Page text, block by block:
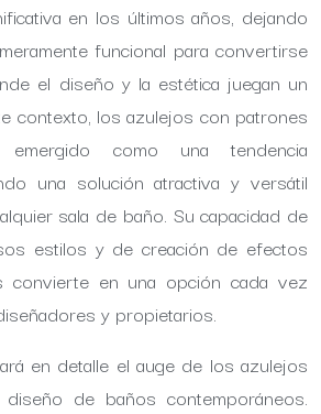
en los últimos años, dejando
funcional para convertirse
el diseño y la estética juegan un
contexto, los azulejos con patrones
emergido como una tendencia
una solución atractiva y versátil
sala de baño. Su capacidad de
estilos y de creación de efectos
convierte en una opción cada vez
y propietarios.
en detalle el auge de los azulejos
de baños contemporáneos.